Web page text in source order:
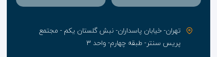
تهران- خیابان پاسداران- نبش گلستان یکم - مجتمع
پریس سنتر- طبقه چهارم- واحد ۳